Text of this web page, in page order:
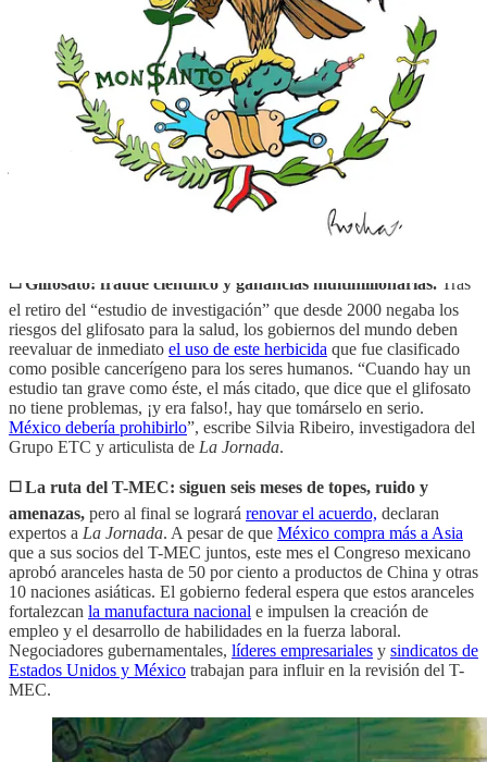
antimigrantes y contra personas refugiadas impulsadas por el
gobierno federal, escribe David Brooks. No hay mensaje más
navideño que la solidaridad y defensa de los refugiados Jesús, María
y José y sus contemporáneos. El cuento narra que a fin de cuentas
ellos son los salvadores de todos.
◻️ Granjas de sal en Sonora. Cuando no hay trabajo en el mar, los
jornaleros van a las granjas de sal a arriar. El suplemento
ofrece fotografías de
los cultivos de sal artesanal
producidos a partir
de cuarteles de agua (lagunas solares en el Mar de Cortés) y que se
ubican cerca de la costa de la playa de Santa Bárbara, en
◻️ Glifosato: fraude científico y ganancias multimillonarias. Tras
el retiro del “estudio de investigación” que desde 2000 negaba los
riesgos del glifosato para la salud, los gobiernos del mundo deben
reevaluar de inmediato el uso de este herbicida que fue clasificado
como posible cancerígeno para los seres humanos. “Cuando hay un
estudio tan grave como éste, el más citado, que dice que el glifosato
no tiene problemas, ¡y era falso!, hay que tomárselo en serio.
México debería prohibirlo”, escribe Silvia Ribeiro, investigadora del
Grupo ETC y articulista de La Jornada.
◻️ La ruta del T-MEC: siguen seis meses de topes, ruido y
amenazas, pero al final se logrará renovar el acuerdo, declaran
expertos a La Jornada. A pesar de que México compra más a Asia
que a sus socios del T-MEC juntos, este mes el Congreso mexicano
aprobó aranceles hasta de 50 por ciento a productos de China y otras
10 naciones asiáticas. El gobierno federal espera que estos aranceles
fortalezcan la manufactura nacional e impulsen la creación de
empleo y el desarrollo de habilidades en la fuerza laboral.
Negociadores gubernamentales, líderes empresariales y sindicatos de
Estados Unidos y México trabajan para influir en la revisión del T-
MEC.